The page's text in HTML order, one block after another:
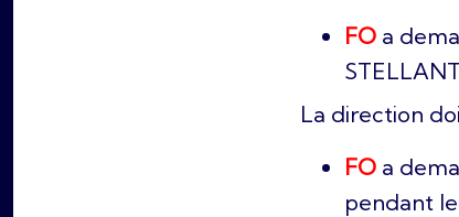
FO a
La direction
FO a
pendant